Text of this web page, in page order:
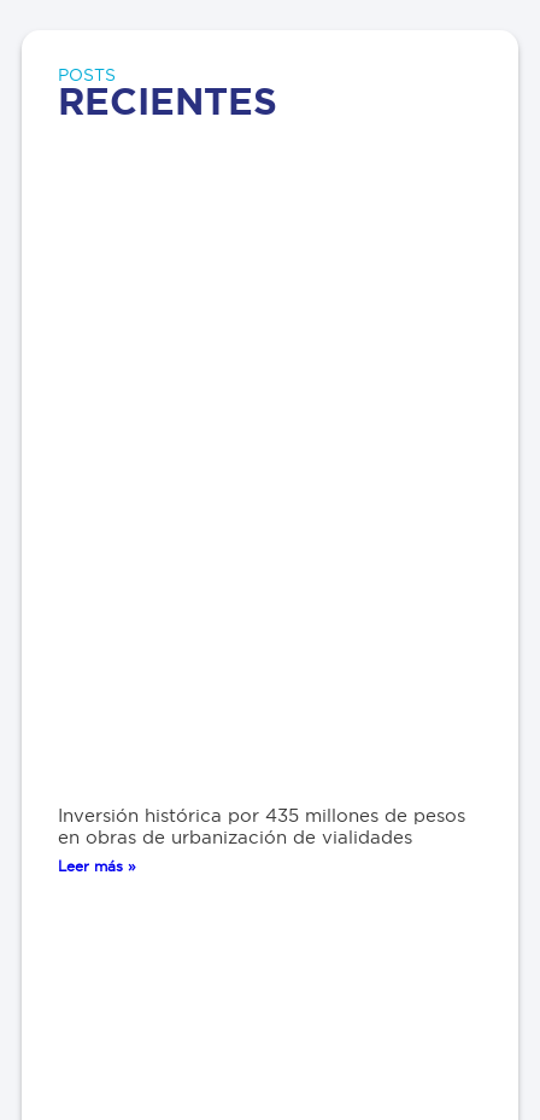
POSTS
RECIENTES
Inversión histórica por 435 millones de pesos
en obras de urbanización de vialidades
Leer más »